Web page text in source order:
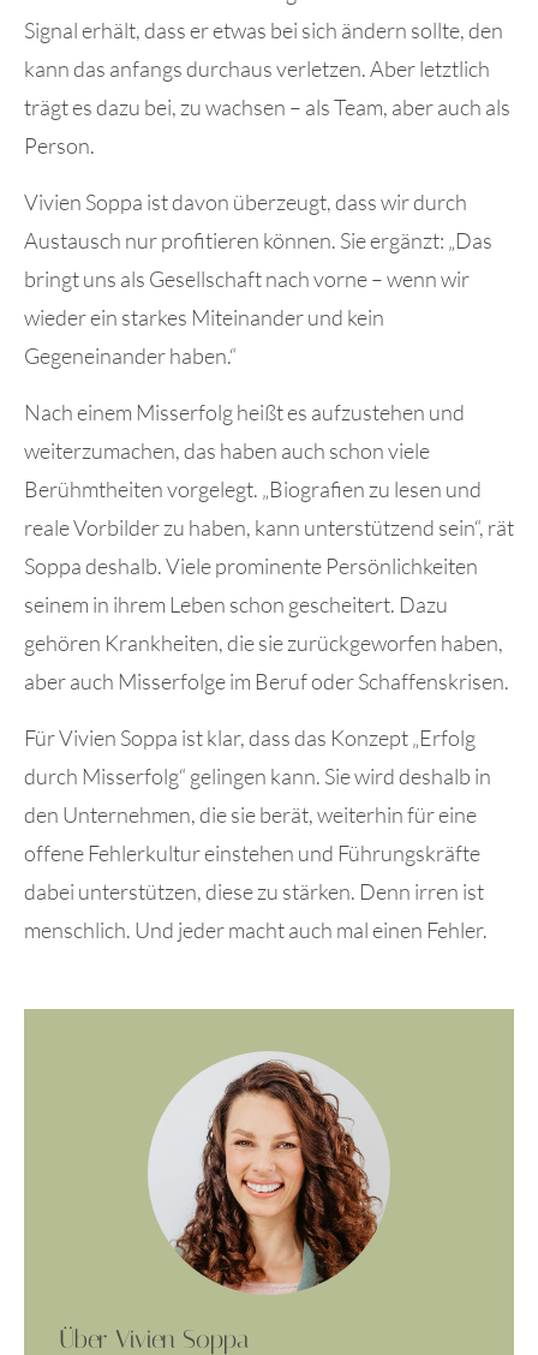
Signal erhält, dass er etwas bei sich ändern sollte, den
kann das anfangs durchaus verletzen. Aber letztlich
trägt es dazu bei, zu wachsen – als Team, aber auch als
Person.
Vivien Soppa ist davon überzeugt, dass wir durch
Austausch nur profitieren können. Sie ergänzt: „Das
bringt uns als Gesellschaft nach vorne – wenn wir
wieder ein starkes Miteinander und kein
Gegeneinander haben.“
Nach einem Misserfolg heißt es aufzustehen und
weiterzumachen, das haben auch schon viele
Berühmtheiten vorgelegt. „Biografien zu lesen und
reale Vorbilder zu haben, kann unterstützend sein“, rät
Soppa deshalb. Viele prominente Persönlichkeiten
seinem in ihrem Leben schon gescheitert. Dazu
gehören Krankheiten, die sie zurückgeworfen haben,
aber auch Misserfolge im Beruf oder Schaffenskrisen.
Für Vivien Soppa ist klar, dass das Konzept „Erfolg
durch Misserfolg“ gelingen kann. Sie wird deshalb in
den Unternehmen, die sie berät, weiterhin für eine
offene Fehlerkultur einstehen und Führungskräfte
dabei unterstützen, diese zu stärken. Denn irren ist
menschlich. Und jeder macht auch mal einen Fehler.
Über Vivien Soppa